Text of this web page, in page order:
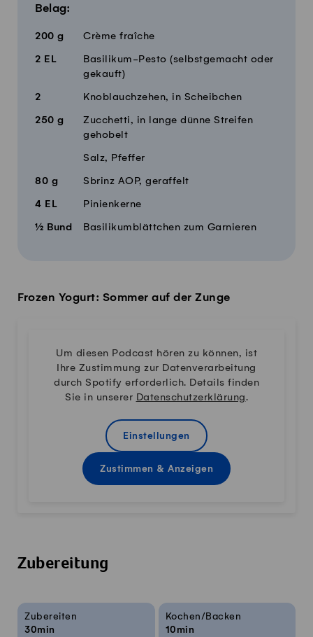
Belag:
200 g Crème fraîche
2 EL
Basilikum-Pesto (selbstgemacht oder
gekauft)
2 Knoblauchzehen, in Scheibchen
250 g
Zucchetti, in lange dünne Streifen
gehobelt
Salz, Pfeffer
80 g Sbrinz AOP, geraffelt
4 EL Pinienkerne
½ Bund Basilikumblättchen zum Garnieren
Frozen Yogurt: Sommer auf der Zunge
Um diesen Podcast hören zu können, ist
Ihre Zustimmung zur Datenverarbeitung
durch Spotify erforderlich. Details finden
Sie in unserer Datenschutzerklärung.
Einstellungen
Zustimmen & Anzeigen
Zubereitung
Rezeptinfos
Zubereiten
30min
Kochen/Backen
10min